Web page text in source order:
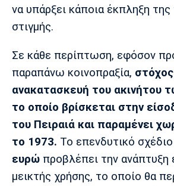
Μπορούσια
Παρί Σεν
Ερυθρός
Αστέρας
να υπάρξει κάποια έκπληξη της
στιγμής.
Σε κάθε περίπτωση, εφόσον
παραπάνω κοινοπραξία, στόχος
ανακατασκευή του ακινήτου
το οποίο βρίσκεται στην
του Πειραιά και παραμένει
το 1973. Το επενδυτικό
ευρώ προβλέπει την ανάπτυξη
μεικτής χρήσης, το οποίο θα